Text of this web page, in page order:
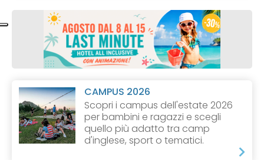
CAMPUS 2026
Scopri i campus dell'estate 2026
per bambini e ragazzi e scegli
quello più adatto tra camp
d'inglese, sport o tematici.